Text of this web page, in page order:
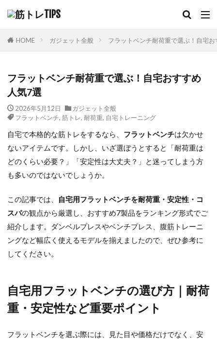
HOME ガジェット全般 フラットベンチ耐荷重で選ぶ！自宅
フラットベンチ耐荷重で選ぶ！自宅おすすめ
人気7選
2026年5月12日
ガジェット全般
フラットベンチ, 筋トレ, 耐荷重, 自宅トレーニング
自宅で本格的な筋トレをするなら、 フラットベンチは欠かせ
ないアイテムです。しかし、いざ選ぼうとすると「耐荷重は
どのくらい必要？」「安定性は大丈夫？」と迷ってしまう方
も多いのではないでしょうか。
この記事では、
自宅用フラットベンチを耐荷重・安定性・コ
スパの観点から厳選し、おすすめ7製品をランキング形式でご
紹介します。ダンベルプレスやベンチプレス、腹筋トレーニ
ングなど幅広く使えるモデルを揃えましたので、ぜひ参考に
してください。
自宅用フラットベンチの選び方｜耐荷
重・安定性など重要ポイント
フラットベンチを選ぶ際には、見た目や価格だけでなく、安